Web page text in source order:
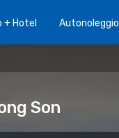
+ Hotel Autonoleggio
Son